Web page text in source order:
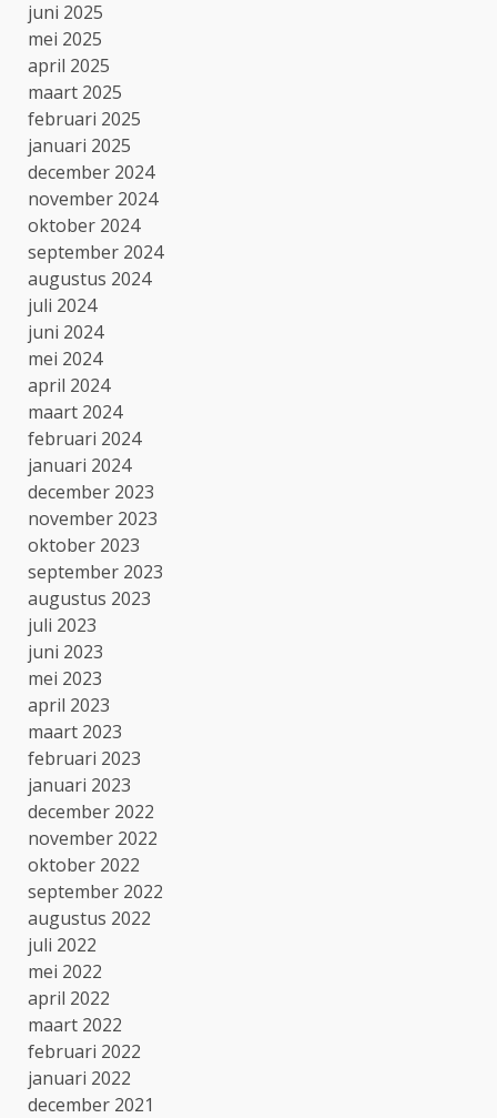
juni 2025
mei 2025
april 2025
maart 2025
februari 2025
januari 2025
december 2024
november 2024
oktober 2024
september 2024
augustus 2024
juli 2024
juni 2024
mei 2024
april 2024
maart 2024
februari 2024
januari 2024
december 2023
november 2023
oktober 2023
september 2023
augustus 2023
juli 2023
juni 2023
mei 2023
april 2023
maart 2023
februari 2023
januari 2023
december 2022
november 2022
oktober 2022
september 2022
augustus 2022
juli 2022
mei 2022
april 2022
maart 2022
februari 2022
januari 2022
december 2021